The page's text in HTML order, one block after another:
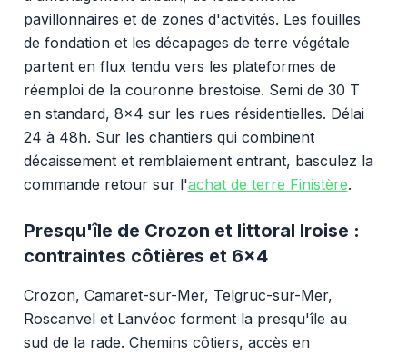
pavillonnaires et de zones d'activités. Les fouilles
de fondation et les décapages de terre végétale
partent en flux tendu vers les plateformes de
réemploi de la couronne brestoise. Semi de 30 T
en standard, 8x4 sur les rues résidentielles. Délai
24 à 48h. Sur les chantiers qui combinent
décaissement et remblaiement entrant, basculez la
commande retour sur l'achat de terre Finistère.
Presqu'île de Crozon et littoral Iroise :
contraintes côtières et 6x4
Crozon, Camaret-sur-Mer, Telgruc-sur-Mer,
Roscanvel et Lanvéoc forment la presqu'île au
sud de la rade. Chemins côtiers, accès en